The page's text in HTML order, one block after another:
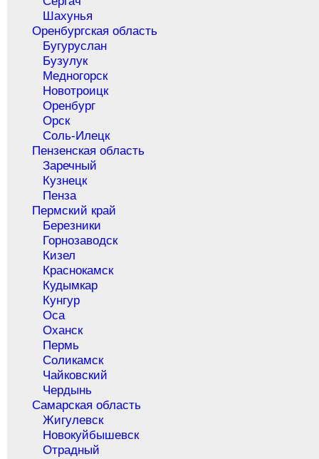
Шахунья
Оренбургская область
Бугуруслан
Бузулук
Медногорск
Новотроицк
Оренбург
Орск
Соль-Илецк
Пензенская область
Заречный
Кузнецк
Пенза
Пермский край
Березники
Горнозаводск
Кизел
Краснокамск
Кудымкар
Кунгур
Оса
Оханск
Пермь
Соликамск
Чайковский
Чердынь
Самарская область
Жигулевск
Новокуйбышевск
Отрадный